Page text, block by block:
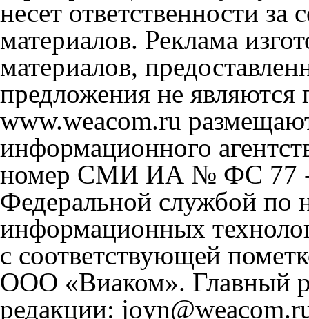
несет ответственности
материалов. Реклама
материалов,
предложения не
www.weacom.ru
информационного
номер СМИ ИА № ФС 77 -
Федеральной службой по
информационных
с соответствующей
ООО «Виаком». Главный
редакции: